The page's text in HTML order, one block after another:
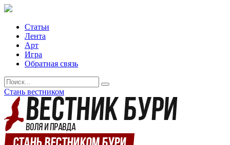
Статьи
Лента
Арт
Игра
Обратная связь
Стань вестником